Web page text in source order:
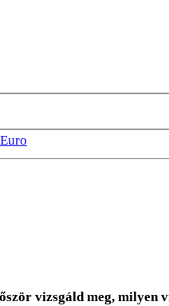
vizsgáld meg,